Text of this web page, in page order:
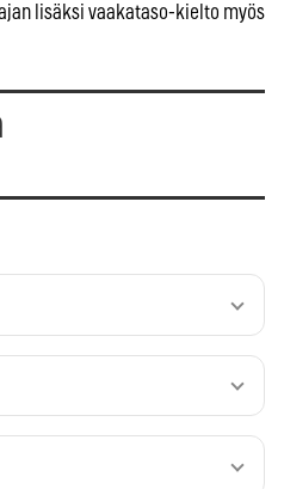
lisäksi vaakataso-kielto myös